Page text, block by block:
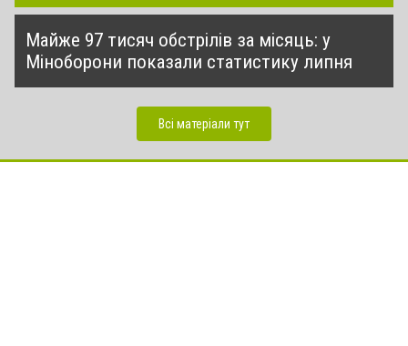
Майже 97 тисяч обстрілів за місяць: у
Міноборони показали статистику липня
Всі матеріали тут